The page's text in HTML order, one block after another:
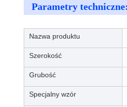
Parametry techniczne:
Nazwa produktu
Szerokość
Grubość
Specjalny wzór